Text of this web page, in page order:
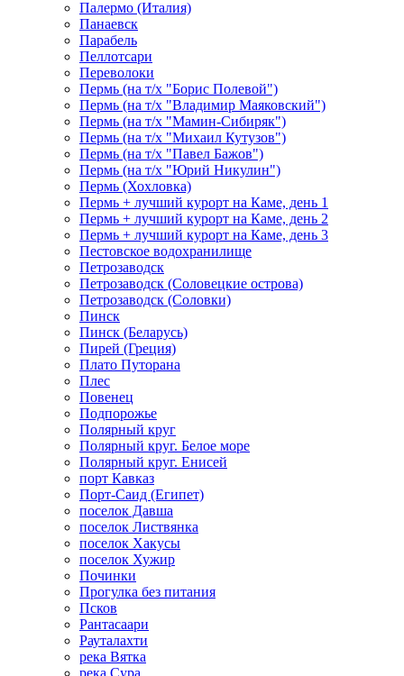
Палермо (Италия)
Панаевск
Парабель
Пеллотсари
Переволоки
Пермь (на т/х "Борис Полевой")
Пермь (на т/х "Владимир Маяковский")
Пермь (на т/х "Мамин-Сибиряк")
Пермь (на т/х "Михаил Кутузов")
Пермь (на т/х "Павел Бажов")
Пермь (на т/х "Юрий Никулин")
Пермь (Хохловка)
Пермь + лучший курорт на Каме, день 1
Пермь + лучший курорт на Каме, день 2
Пермь + лучший курорт на Каме, день 3
Пестовское водохранилище
Петрозаводск
Петрозаводск (Соловецкие острова)
Петрозаводск (Соловки)
Пинск
Пинск (Беларусь)
Пирей (Греция)
Плато Путорана
Плес
Повенец
Подпорожье
Полярный круг
Полярный круг. Белое море
Полярный круг. Енисей
порт Кавказ
Порт-Саид (Египет)
поселок Давша
поселок Листвянка
поселок Хакусы
поселок Хужир
Починки
Прогулка без питания
Псков
Рантасаари
Рауталахти
река Вятка
река Сура